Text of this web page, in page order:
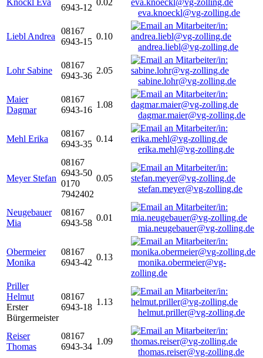
Knöckl Eva
6943-12
0.02
eva.knoeckl@vg-zolling.de
Liebl Andrea
08167
6943-15
0.10
andrea.liebl@vg-zolling.de
Lohr Sabine
08167
6943-36
2.05
sabine.lohr@vg-zolling.de
Maier
Dagmar
08167
6943-16
1.08
dagmar.maier@vg-zolling.de
Mehl Erika
08167
6943-35
0.14
erika.mehl@vg-zolling.de
Meyer Stefan
08167
6943-50
0170
7942402
0.05
stefan.meyer@vg-zolling.de
Neugebauer
Mia
08167
6943-58
0.01
mia.neugebauer@vg-zolling.de
Obermeier
Monika
08167
6943-42
0.13
monika.obermeier@vg-
zolling.de
Priller
Helmut
Erster
Bürgermeister
08167
6943-18
1.13
helmut.priller@vg-zolling.de
Reiser
Thomas
08167
6943-34
1.09
thomas.reiser@vg-zolling.de